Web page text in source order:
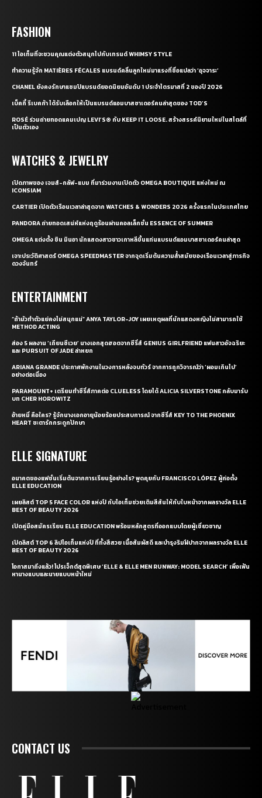
FASHION
11 ไอเท็มที่จะชวนคุณแต่งตัวสนุกไปกับเทรนด์ WHIMSY STYLE
ทำความรู้จัก MATIÈRES FÉCALES แบรนด์คลื่นลูกใหม่มาแรงที่ชื่อแปลว่า ‘อุจจาระ’
CHANEL ยังคงรักษาแชมป์แบรนด์ยอดนิยมอันดับ 1 ประจำไตรมาสที่ 2 ของปี 2026
เบ็คกี้ รีเบคก้า ได้รับเลือกให้เป็นแบรนด์แอมบาสซาเดอร์คนล่าสุดของ TOD’S
ROSÉ ร่วมถ่ายทอดแคมเปญ LEVI’S® กับ KEEP IT LOOSE. สร้างสรรค์นิยามใหม่ในสไตล์ที่
เป็นตัวเอง
WATCHES & JEWELRY
เปิดภาพของ เจมส์-กลัฟ-แบม ที่มาร่วมงานเปิดตัว OMEGA BOUTIQUE แห่งใหม่ ณ
ICONSIAM
CARTIER เปิดตัวเรือนเวลาล่าสุดจาก WATCHES & WONDERS 2026 ครั้งแรกในประเทศไทย
PANDORA ถ่ายทอดเสน่ห์แห่งฤดูร้อนผ่านคอลเล็กชั่น ESSENCE OF SUMMER
OMEGA แต่งตั้ง ชิน มินอา นักแสดงสาวชาวเกาหลีขึ้นแท่นแบรนด์แอมบาสซาเดอร์คนล่าสุด
เจาะประวัติศาสตร์ OMEGA SPEEDMASTER จากจุดเริ่มต้นความล้ำสมัยของเรือนเวลาสู่ภารกิจ
ดวงจันทร์
ENTERTAINMENT
“ถ้ามัวทำตัวแย่คงไม่สนุกแน่” ANYA TAYLOR-JOY เผยเหตุผลที่นักแสดงหญิงไม่สามารถใช้
METHOD ACTING
ส่อง 5 ผลงาน ‘เถียนซีเวย’ นางเอกสุดฮอตจากซีรี่ส์ GENIUS GIRLFRIEND แฟนสาวอัจฉริยะ
และ PURSUIT OF JADE ล่าหยก
ARIANA GRANDE ประกาศพักงานในวงการหลังจบทัวร์ จากการถูกวิจารณ์ว่า ‘ผอมเกินไป’
อย่างต่อเนื่อง
PARAMOUNT+ เตรียมทำซีรี่ส์ภาคต่อ CLUELESS โดยได้ ALICIA SILVERSTONE กลับมารับ
บท CHER HOROWITZ
อ้ายหมี่ คือใคร? รู้จักนางเอกอายุน้อยร้อยประสบการณ์ จากซีรี่ส์ KEY TO THE PHOENIX
HEART ชะตารักกระดูกปักษา
ELLE SIGNATURE
อนาคตของแฟชั่นเริ่มต้นจากการเรียนรู้อย่างไร? พูดคุยกับ FRANCISCO LÓPEZ ผู้ก่อตั้ง
ELLE EDUCATION
เผยลิสต์ TOP 5 FACE COLOR แห่งปี กับไอเท็มช่วยเติมสีสันให้กับใบหน้าจากผลรางวัล ELLE
BEST OF BEAUTY 2026
เปิดคู่มือสมัครเรียน ELLE EDUCATION พร้อมหลักสูตรที่ออกแบบโดยผู้เชี่ยวชาญ
เปิดลิสต์ TOP 6 ลิปไอเท็มแห่งปี ที่ทั้งสีสวย เนื้อสัมผัสดี และบำรุงริมฝีปากจากผลรางวัล ELLE
BEST OF BEAUTY 2026
โอกาสมาถึงแล้ว! โปรเจ็กต์สุดพิเศษ ‘ELLE & ELLE MEN RUNWAY: MODEL SEARCH’ เพื่อเฟ้น
หานางแบบและนายแบบหน้าใหม่
CONTACT US